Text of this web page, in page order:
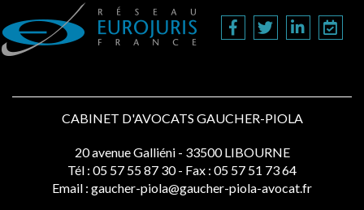
CABINET D'AVOCATS GAUCHER-PIOLA
20 avenue Galliéni - 33500 LIBOURNE
Tél : 05 57 55 87 30 - Fax : 05 57 51 73 64
Email : gaucher-piola@gaucher-piola-avocat.fr